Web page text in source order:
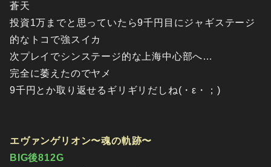
蒼天
投資1万までと思っていたら9千円目にジャギステージ
的なトコで強スイカ
次プレイでシンステージ的な上海中心部へ…
完全に萎えたのでヤメ
9千円とか取り返せるギリギリだしね(・ε・；)
エヴァンゲリオン〜魂の軌跡〜
BIG後812G